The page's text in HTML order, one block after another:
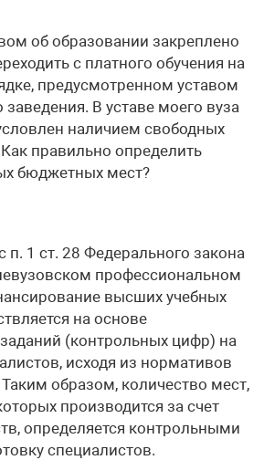
об образовании закреплено
с платного обучения на
предусмотренном уставом
В уставе моего вуза
наличием свободных
правильно определить
бюджетных мест?
п. 1 ст. 28 Федерального закона
профессиональном
высших учебных
на основе
(контрольных цифр) на
исходя из нормативов
образом, количество мест,
производится за счет
определяется контрольными
специалистов.